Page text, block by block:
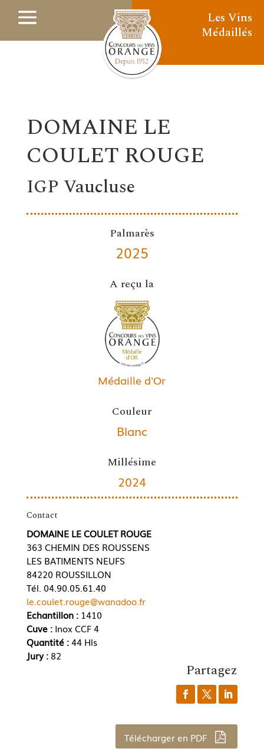
Les Vins
Médaillés
DOMAINE LE
COULET ROUGE
IGP Vaucluse
Palmarès
2025
A reçu la
Médaille d'Or
Couleur
Blanc
Millésime
2024
Contact
DOMAINE LE COULET ROUGE
363 CHEMIN DES ROUSSENS
LES BATIMENTS NEUFS
84220 ROUSSILLON
Tél. 04.90.05.61.40
le.coulet.rouge@wanadoo.fr
Echantillon :1410
Cuve : Inox CCF 4
Quantité :44 Hls
Jury : 82
Partagez
Télécharger en PDF